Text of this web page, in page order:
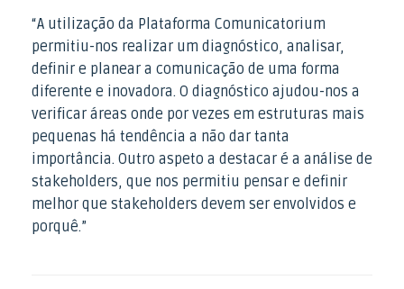
“A utilização da Plataforma Comunicatorium
permitiu-nos realizar um diagnóstico, analisar,
definir e planear a comunicação de uma forma
diferente e inovadora. O diagnóstico ajudou-nos a
verificar áreas onde por vezes em estruturas mais
pequenas há tendência a não dar tanta
importância. Outro aspeto a destacar é a análise de
stakeholders, que nos permitiu pensar e definir
melhor que stakeholders devem ser envolvidos e
porquê.”